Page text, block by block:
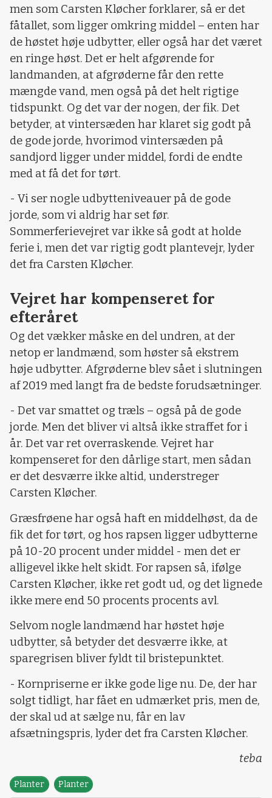
men som Carsten Kløcher forklarer, så er det
fåtallet, som ligger omkring middel – enten har
de høstet høje udbytter, eller også har det været
en ringe høst. Det er helt afgørende for
landmanden, at afgrøderne får den rette
mængde vand, men også på det helt rigtige
tidspunkt. Og det var der nogen, der fik. Det
betyder, at vintersæden har klaret sig godt på
de gode jorde, hvorimod vintersæden på
sandjord ligger under middel, fordi de endte
med at få det for tørt.
- Vi ser nogle udbytteniveauer på de gode
jorde, som vi aldrig har set før.
Sommerferievejret var ikke så godt at holde
ferie i, men det var rigtig godt plantevejr, lyder
det fra Carsten Kløcher.
Vejret har kompenseret for
efteråret
Og det vækker måske en del undren, at der
netop er landmænd, som høster så ekstrem
høje udbytter. Afgrøderne blev sået i slutningen
af 2019 med langt fra de bedste forudsætninger.
- Det var smattet og træls – også på de gode
jorde. Men det bliver vi altså ikke straffet for i
år. Det var ret overraskende. Vejret har
kompenseret for den dårlige start, men sådan
er det desværre ikke altid, understreger
Carsten Kløcher.
Græsfrøene har også haft en middelhøst, da de
fik det for tørt, og hos rapsen ligger udbytterne
på 10-20 procent under middel - men det er
alligevel ikke helt skidt. For rapsen så, ifølge
Carsten Kløcher, ikke ret godt ud, og det lignede
ikke mere end 50 procents procents avl.
Selvom nogle landmænd har høstet høje
udbytter, så betyder det desværre ikke, at
sparegrisen bliver fyldt til bristepunktet.
- Kornpriserne er ikke gode lige nu. De, der har
solgt tidligt, har fået en udmærket pris, men de,
der skal ud at sælge nu, får en lav
afsætningspris, lyder det fra Carsten Kløcher.
teba
Planter Planter